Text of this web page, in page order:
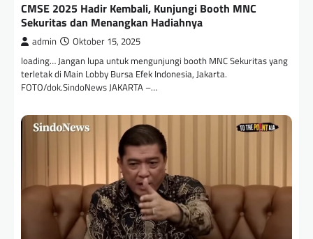
CMSE 2025 Hadir Kembali, Kunjungi Booth MNC
Sekuritas dan Menangkan Hadiahnya
admin Oktober 15, 2025
loading… Jangan lupa untuk mengunjungi booth MNC Sekuritas yang
terletak di Main Lobby Bursa Efek Indonesia, Jakarta.
FOTO/dok.SindoNews JAKARTA –…